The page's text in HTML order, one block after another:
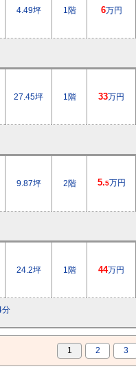
4.49坪 1階 6万円
27.45坪 1階 33万円
9.87坪 2階 5.5万円
24.2坪 1階 44万円
分
1 2 3